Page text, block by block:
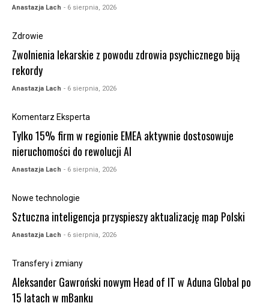
Anastazja Lach - 6 sierpnia, 2026
Zdrowie
Zwolnienia lekarskie z powodu zdrowia psychicznego biją
rekordy
Anastazja Lach - 6 sierpnia, 2026
Komentarz Eksperta
Tylko 15% firm w regionie EMEA aktywnie dostosowuje
nieruchomości do rewolucji AI
Anastazja Lach - 6 sierpnia, 2026
Nowe technologie
Sztuczna inteligencja przyspieszy aktualizację map Polski
Anastazja Lach - 6 sierpnia, 2026
Transfery i zmiany
Aleksander Gawroński nowym Head of IT w Aduna Global po
15 latach w mBanku